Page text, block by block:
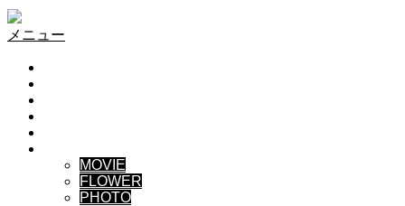
メニュー
MOVIE
FLOWER
PHOTO